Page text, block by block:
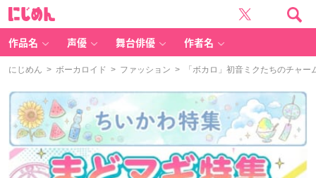
作品名 声優 舞台俳優 作者名
にじめん > ボーカロイド > ファッション > 「ボカロ」初音ミクたちのチャー